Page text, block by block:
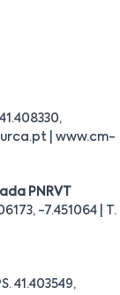
| www.cm-
PNRVT
-7.451064 | T.
41.403549,